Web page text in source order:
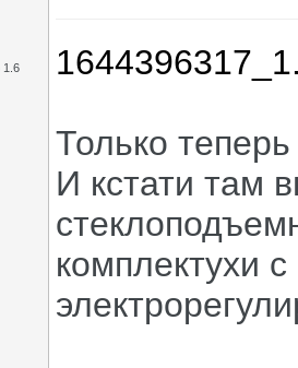
1.6
Только
И кстати там
комплектухи